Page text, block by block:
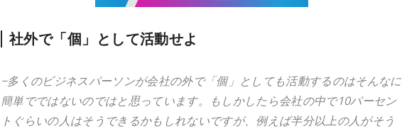
社外で「個」として活動せよ
−多くのビジネスパーソンが会社の外で「個」としても活動するのはそんなに
簡単でではないのではと思っています。もしかしたら会社の中で10パーセン
トぐらいの人はそうできるかもしれないですが、例えば半分以上の人がそう